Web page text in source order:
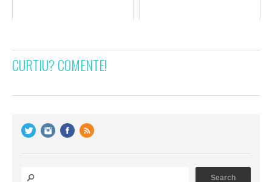
CURTIU? COMENTE!